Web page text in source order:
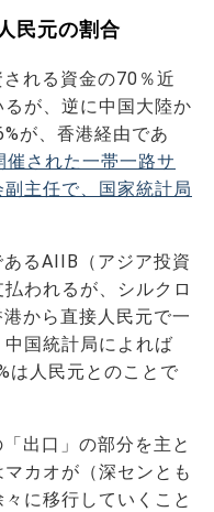
民元の割合
れる資金の70％近
が、逆に中国大陸か
が、香港経由であ
された一帯一路サ
主任で、国家統計局
るAIIB（アジア投資
われるが、シルクロ
から直接人民元で一
国統計局によれば
は人民元とのことで
出口」の部分を主と
カオが（深センとも
に移行していくこと